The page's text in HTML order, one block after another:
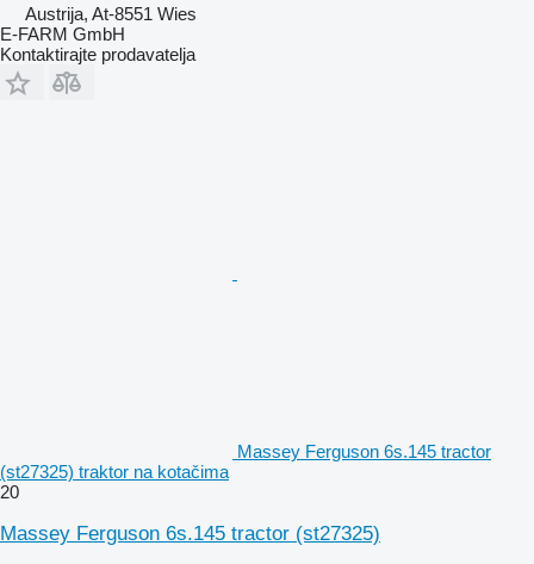
Austrija, At-8551 Wies
E-FARM GmbH
Kontaktirajte prodavatelja
Massey Ferguson 6s.145 tractor
(st27325) traktor na kotačima
20
Massey Ferguson 6s.145 tractor (st27325)